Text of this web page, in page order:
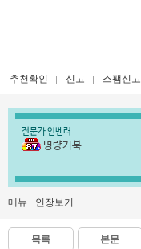
추천확인 신고 스팸신고
전문가 인벤러
명량거북
메뉴 인장보기
목록 본문